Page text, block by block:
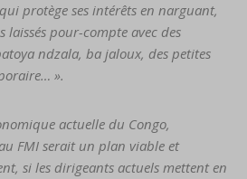
qui protège ses intérêts en narguant,
laissés pour-compte avec des
ya ndzala, ba jaloux, des petites
raire… ».
actuelle du Congo,
FMI serait un plan viable et
si les dirigeants actuels mettent en